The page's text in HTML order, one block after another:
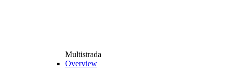
Multistrada
Overview